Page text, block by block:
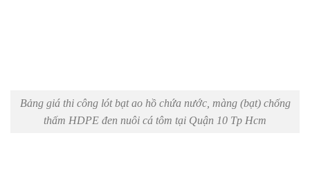
Bảng giá thi công lót bạt ao hồ chứa nước, màng (bạt) chống
thấm HDPE đen nuôi cá tôm tại Quận 10 Tp Hcm